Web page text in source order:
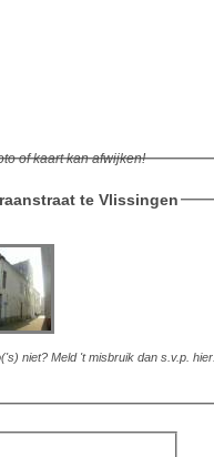
of kaart kan afwijken!
te Vlissingen
niet? Meld 't misbruik dan s.v.p. hier.